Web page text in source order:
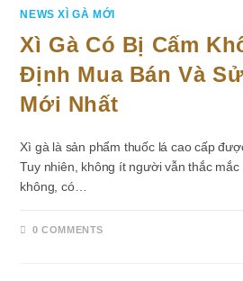
NEWS XÌ GÀ MỚI
Xì Gà Có Bị Cấm
Định Mua Bán Và
Mới Nhất
Xì gà là sản phẩm thuốc lá cao cấp
Tuy nhiên, không ít người vẫn thắc mắc
không, có…
0 COMMENTS